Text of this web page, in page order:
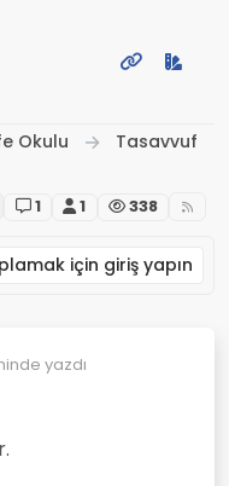
PLATFORMU
Okulu Tasavvuf
1 1 338
için giriş yapın
yazdı